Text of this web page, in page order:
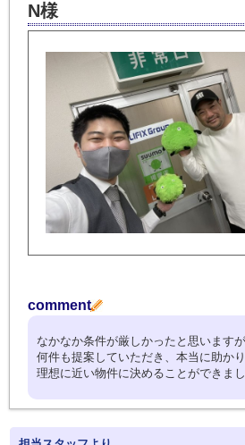
N様
comment
なかなか条件が厳しかったと思います
何件も提案していただき、本当に助か
理想に近い物件に決めることができまし